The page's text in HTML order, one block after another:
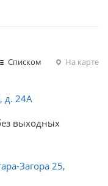
Списком На карте
д. 24А
выходных
Загора 25,